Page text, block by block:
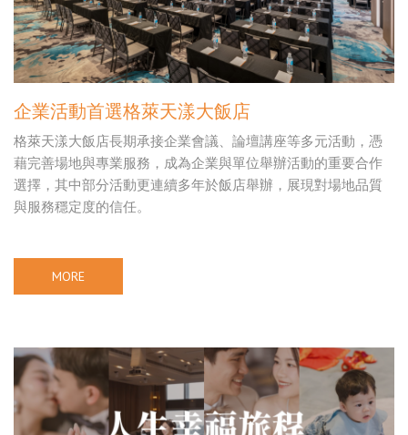
企業活動首選格萊天漾大飯店
格萊天漾大飯店長期承接企業會議、論壇講座等多元活動，憑
藉完善場地與專業服務，成為企業與單位舉辦活動的重要合作
選擇，其中部分活動更連續多年於飯店舉辦，展現對場地品質
與服務穩定度的信任。
MORE